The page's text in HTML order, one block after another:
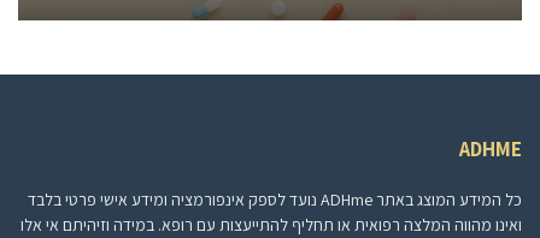
ADHME
כל המידע המוצג באתר ADHme נועד לספק אינפורמציה ומידע אישי פרטי בלבד
ואינו מהווה המלצה רפואית או תחליף להתייעצות עם רופא. במידה וזיהיתם אי אלו